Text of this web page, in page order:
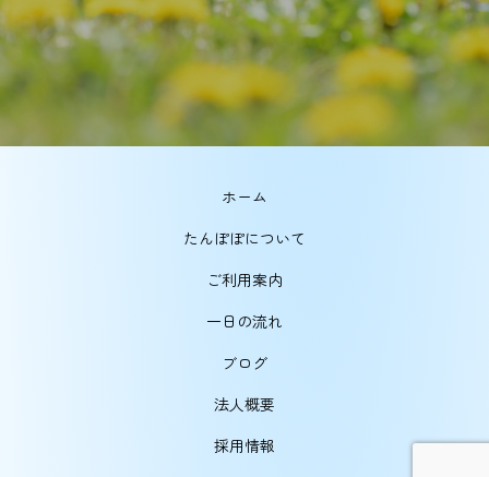
ホーム
たんぽぽについて
ご利用案内
一日の流れ
ブログ
法人概要
採用情報